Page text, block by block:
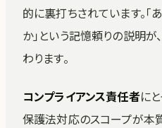
的に裏打ちされています。
か」という記憶頼りの説明
わります。
コンプライアンス責任者に
保護法対応のスコープが本